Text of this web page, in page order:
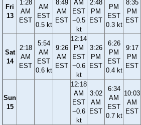
Fri
13
1:28
AM
EST
AM
EST
0.5 kt
8:49
AM
EST
AM
EST
−0.5
kt
2:48
PM
EST
PM
EST
0.3 kt
8:35
PM
EST
Sat
14
2:18
AM
EST
5:54
AM
EST
0.6 kt
9:26
AM
EST
12:14
PM
EST
−0.6
kt
3:26
PM
EST
6:26
PM
EST
0.4 kt
9:17
PM
EST
Sun
15
12:18
AM
EST
−0.6
kt
3:02
AM
EST
6:34
AM
EST
0.7 kt
10:03
AM
EST